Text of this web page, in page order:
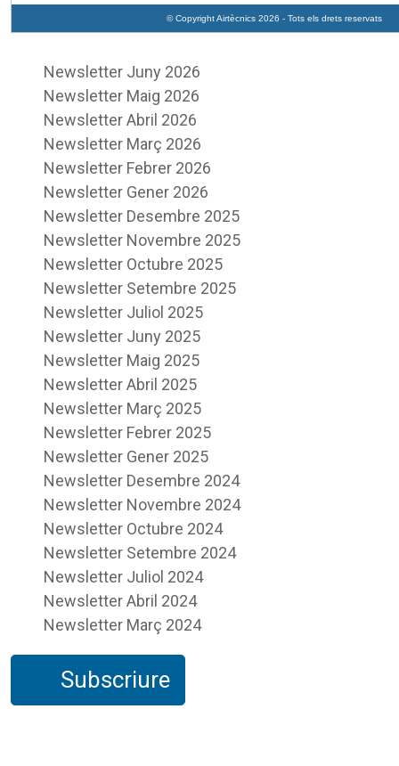
© Copyright Airtècnics 2026 - Tots els drets reservats
Newsletter Juny 2026
Newsletter Maig 2026
Newsletter Abril 2026
Newsletter Març 2026
Newsletter Febrer 2026
Newsletter Gener 2026
Newsletter Desembre 2025
Newsletter Novembre 2025
Newsletter Octubre 2025
Newsletter Setembre 2025
Newsletter Juliol 2025
Newsletter Juny 2025
Newsletter Maig 2025
Newsletter Abril 2025
Newsletter Març 2025
Newsletter Febrer 2025
Newsletter Gener 2025
Newsletter Desembre 2024
Newsletter Novembre 2024
Newsletter Octubre 2024
Newsletter Setembre 2024
Newsletter Juliol 2024
Newsletter Abril 2024
Newsletter Març 2024
Subscriure